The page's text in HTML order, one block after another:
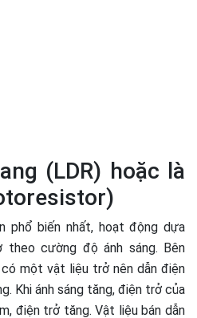
(LDR) hoặc là
phổ biến nhất, hoạt động dựa
cường độ ánh sáng. Bên
một vật liệu trở nên dẫn điện
Khi ánh sáng tăng, điện trở của
điện trở tăng. Vật liệu bán dẫn